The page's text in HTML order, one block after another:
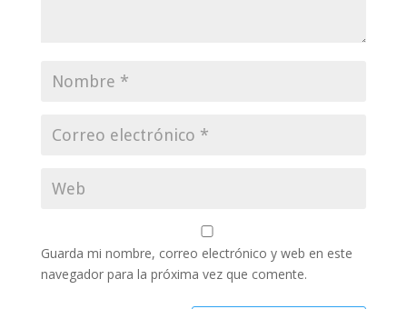
Guarda mi nombre, correo electrónico y web en este
navegador para la próxima vez que comente.